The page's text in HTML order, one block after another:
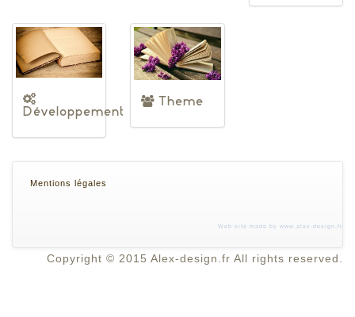
Développement
Theme
Mentions légales
Web site made by www.alex-design.fr
Copyright © 2015 Alex-design.fr All rights reserved.